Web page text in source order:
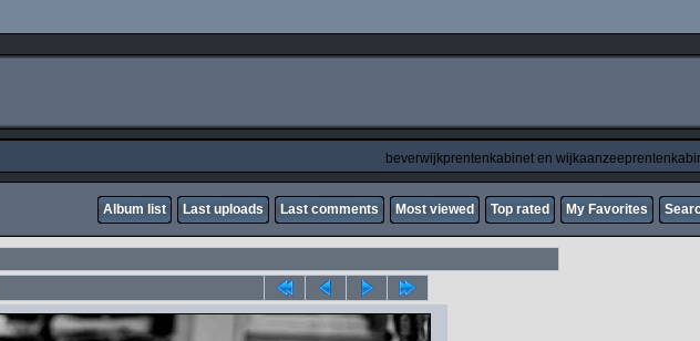
beverwijkprentenkabinet en
Album list Last uploads Last comments Most viewed Top rated My Favorites